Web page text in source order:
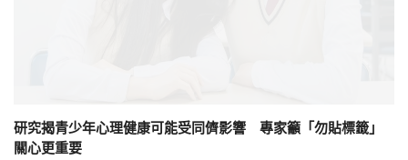
研究揭青少年心理健康可能受同儕影響 專家籲「勿貼標籤」
關心更重要